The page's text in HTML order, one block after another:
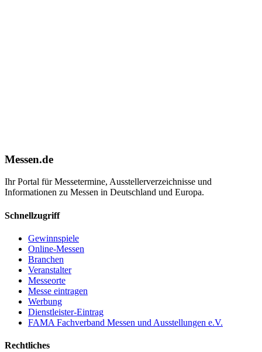
Messen.de
Ihr Portal für Messetermine, Ausstellerverzeichnisse und
Informationen zu Messen in Deutschland und Europa.
Schnellzugriff
Gewinnspiele
Online-Messen
Branchen
Veranstalter
Messeorte
Messe eintragen
Werbung
Dienstleister-Eintrag
FAMA Fachverband Messen und Ausstellungen e.V.
Rechtliches